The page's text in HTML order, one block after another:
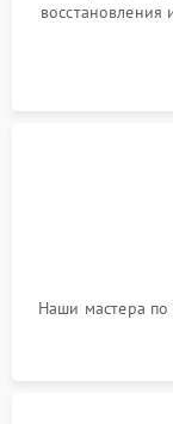
Наши мастера